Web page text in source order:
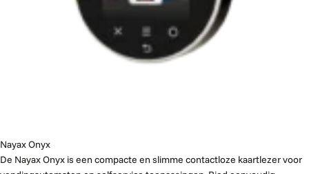
Nayax Onyx
De Nayax Onyx is een compacte en slimme contactloze kaartlezer voor